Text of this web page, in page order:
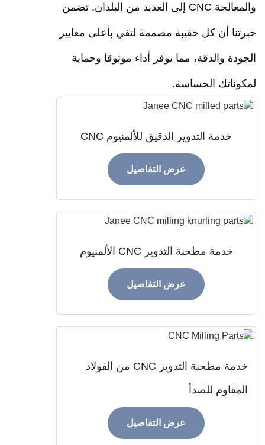
والمعالجة CNC إلى العديد من البلدان. تضمن
أن كل حقيبة مصممة لتفي بأعلى معايير
والدقة، مما يوفر أداء موثوقا وحماية
الحساسة.
خدمة التدوير الدقيق للألمنيوم CNC
عرض التفاصيل
خدمة مطحنة التدوير CNC الألمنيوم
عرض التفاصيل
خدمة مطحنة التدوير CNC من الفولاذ
للصدأ
عرض التفاصيل